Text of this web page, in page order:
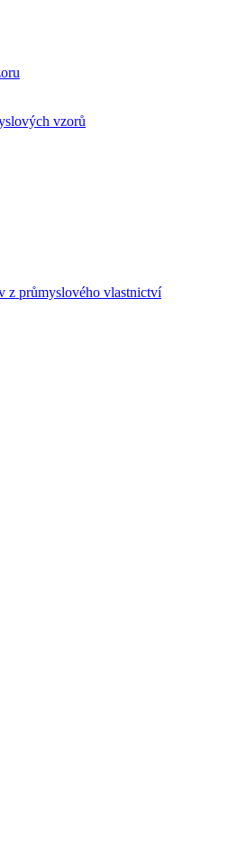
vzorů
z průmyslového vlastnictví